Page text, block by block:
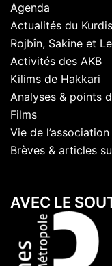
Agenda
Actualités du
Rojbîn, Sakine et
Activités des AKB
Kilims de Hakkari
Analyses & points
Films
Vie de l’association
Brèves & articles
AVEC LE